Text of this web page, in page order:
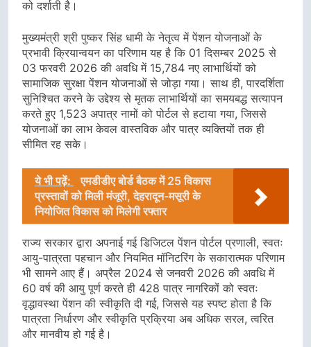
को दर्शाती है।
मुख्यमंत्री श्री पुष्कर सिंह धामी के नेतृत्व में पेंशन योजनाओं के
प्रभावी क्रियान्वयन का परिणाम यह है कि 01 दिसम्बर 2025 से
03 फरवरी 2026 की अवधि में 15,784 नए लाभार्थियों को
सामाजिक सुरक्षा पेंशन योजनाओं से जोड़ा गया। साथ ही, पारदर्शिता
सुनिश्चित करने के उद्देश्य से मृतक लाभार्थियों का समयबद्ध सत्यापन
करते हुए 1,523 अपात्र नामों को पोर्टल से हटाया गया, जिससे
योजनाओं का लाभ केवल वास्तविक और पात्र व्यक्तियों तक ही
सीमित रह सके।
ये भी पढ़ें:
एमडीडीए बोर्ड बैठक में 25 विकास
प्रस्तावों को मिली मंजूरी, देहरादून-मसूरी के
नियोजित विकास को मिलेगी रफ्तार
राज्य सरकार द्वारा अपनाई गई डिजिटल पेंशन पोर्टल प्रणाली, स्वतः
आयु-पात्रता पहचान और नियमित मॉनिटरिंग के सकारात्मक परिणाम
भी सामने आए हैं। अप्रैल 2024 से जनवरी 2026 की अवधि में
60 वर्ष की आयु पूर्ण करते ही 428 पात्र नागरिकों को स्वतः
वृद्धावस्था पेंशन की स्वीकृति दी गई, जिससे यह स्पष्ट होता है कि
पात्रता निर्धारण और स्वीकृति प्रक्रिया अब अधिक सरल, त्वरित
और मानवीय हो गई है।